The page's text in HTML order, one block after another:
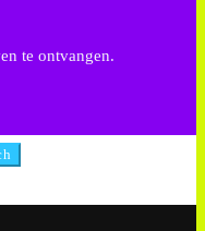
te ontvangen.